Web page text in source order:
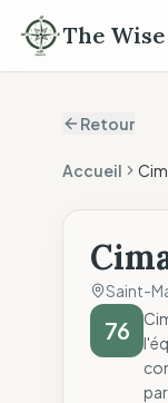
The Wise
Retour
Accueil
Saint-
76